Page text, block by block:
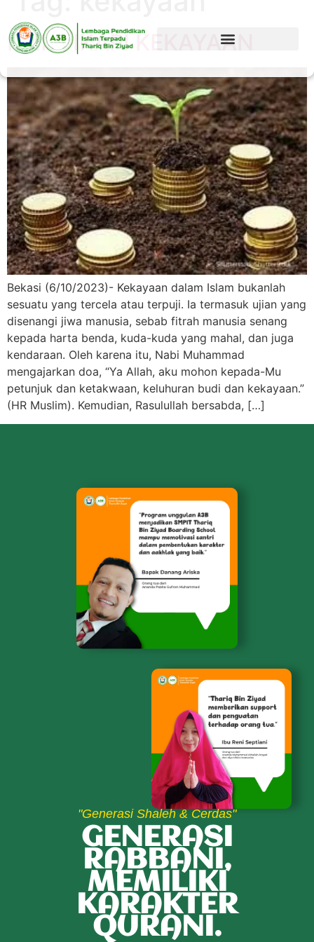
MENYIKAPI KEKAYAAN
Bekasi (6/10/2023)- Kekayaan dalam Islam bukanlah
sesuatu yang tercela atau terpuji. Ia termasuk ujian yang
disenangi jiwa manusia, sebab fitrah manusia senang
kepada harta benda, kuda-kuda yang mahal, dan juga
kendaraan. Oleh karena itu, Nabi Muhammad
mengajarkan doa, “Ya Allah, aku mohon kepada-Mu
petunjuk dan ketakwaan, keluhuran budi dan kekayaan.”
(HR Muslim). Kemudian, Rasulullah bersabda, […]
"Generasi Shaleh & Cerdas"
GENERASI
RABBANI,
MEMILIKI
KARAKTER
QURANI.